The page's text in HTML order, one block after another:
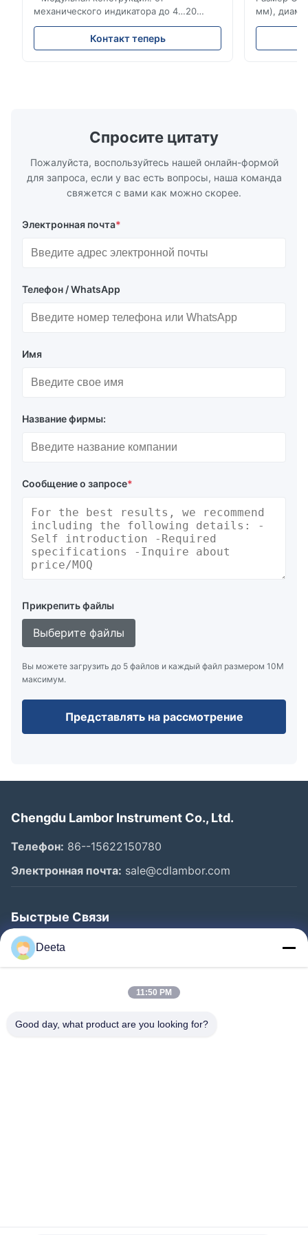
механического индикатора до 4…20
мА/HART®7, FF, Profibus-PA и
суммирующий счетчик * Любое
монтажное положение: вертикальное,
Контакт теперь
мм),
(15–20 мм)
ANSI
Спросите цитату
Пожалуйста, воспользуйтесь нашей онлайн-формой
для запроса, если у вас есть вопросы, наша команда
свяжется с вами как можно скорее.
Электронная почта*
Телефон / WhatsApp
Имя
Название фирмы:
Сообщение о запросе*
Прикрепить файлы
Выберите файлы
Вы можете загрузить до 5 файлов и каждый файл размером 10M
максимум.
Представлять на рассмотрение
Chengdu Lambor Instrument Co., Ltd.
Телефон: 86--15622150780
Электронная почта: sale@cdlambor.com
Быстрые Связи
Главная Страница
Продукция
Наша Фабрика
Deeta
11:50 PM
Good day, what product are you looking for?